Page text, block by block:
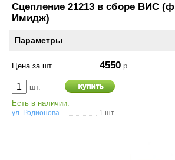
Сцепление 21213 в сборе ВИС
Имидж)
Параметры
Цена за шт. 4550 р.
шт.
Есть в наличии:
ул. Родионова 1 шт.